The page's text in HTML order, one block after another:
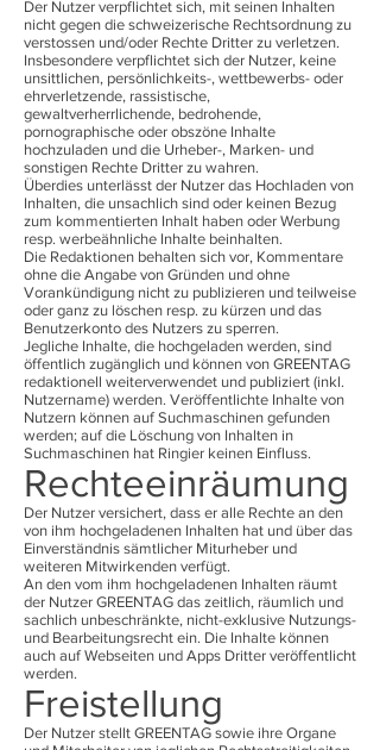
Der Nutzer verpflichtet sich, mit seinen Inhalten
nicht gegen die schweizerische Rechtsordnung zu
verstossen und/oder Rechte Dritter zu verletzen.
Insbesondere verpflichtet sich der Nutzer, keine
unsittlichen, persönlichkeits-, wettbewerbs- oder
ehrverletzende, rassistische,
gewaltverherrlichende, bedrohende,
pornographische oder obszöne Inhalte
hochzuladen und die Urheber-, Marken- und
sonstigen Rechte Dritter zu wahren.
Überdies unterlässt der Nutzer das Hochladen von
Inhalten, die unsachlich sind oder keinen Bezug
zum kommentierten Inhalt haben oder Werbung
resp. werbeähnliche Inhalte beinhalten.
Die Redaktionen behalten sich vor, Kommentare
ohne die Angabe von Gründen und ohne
Vorankündigung nicht zu publizieren und teilweise
oder ganz zu löschen resp. zu kürzen und das
Benutzerkonto des Nutzers zu sperren.
Jegliche Inhalte, die hochgeladen werden, sind
öffentlich zugänglich und können von GREENTAG
redaktionell weiterverwendet und publiziert (inkl.
Nutzername) werden. Veröffentlichte Inhalte von
Nutzern können auf Suchmaschinen gefunden
werden; auf die Löschung von Inhalten in
Suchmaschinen hat Ringier keinen Einfluss.
Rechteeinräumung
Der Nutzer versichert, dass er alle Rechte an den
von ihm hochgeladenen Inhalten hat und über das
Einverständnis sämtlicher Miturheber und
weiteren Mitwirkenden verfügt.
An den vom ihm hochgeladenen Inhalten räumt
der Nutzer GREENTAG das zeitlich, räumlich und
sachlich unbeschränkte, nicht-exklusive Nutzungs-
und Bearbeitungsrecht ein. Die Inhalte können
auch auf Webseiten und Apps Dritter veröffentlicht
werden.
Freistellung
Der Nutzer stellt GREENTAG sowie ihre Organe